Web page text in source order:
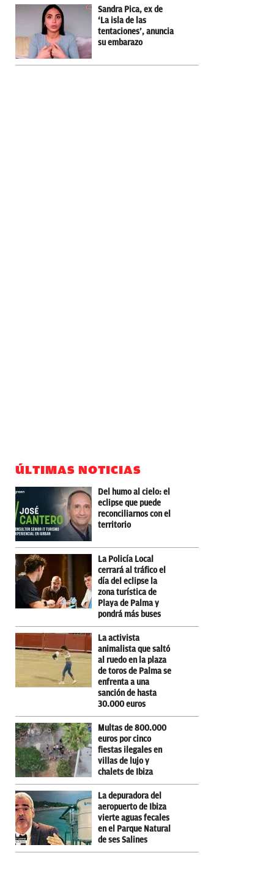
Sandra Pica, ex de
‘La isla de las
tentaciones’, anuncia
su embarazo
ÚLTIMAS NOTICIAS
Del humo al cielo: el
eclipse que puede
reconciliarnos con el
territorio
La Policía Local
cerrará al tráfico el
día del eclipse la
zona turística de
Playa de Palma y
pondrá más buses
La activista
animalista que saltó
al ruedo en la plaza
de toros de Palma se
enfrenta a una
sanción de hasta
30.000 euros
Multas de 800.000
euros por cinco
fiestas ilegales en
villas de lujo y
chalets de Ibiza
La depuradora del
aeropuerto de Ibiza
vierte aguas fecales
en el Parque Natural
de ses Salines